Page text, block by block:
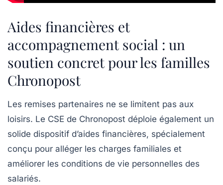
Aides financières et
accompagnement social : un
soutien concret pour les familles
Chronopost
Les remises partenaires ne se limitent pas aux
loisirs. Le CSE de Chronopost déploie également un
solide dispositif d’aides financières, spécialement
conçu pour alléger les charges familiales et
améliorer les conditions de vie personnelles des
salariés.